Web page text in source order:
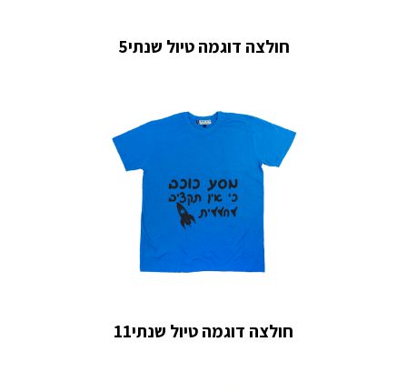
חולצה דוגמה טיול שנתי5
חולצה דוגמה טיול שנתי11